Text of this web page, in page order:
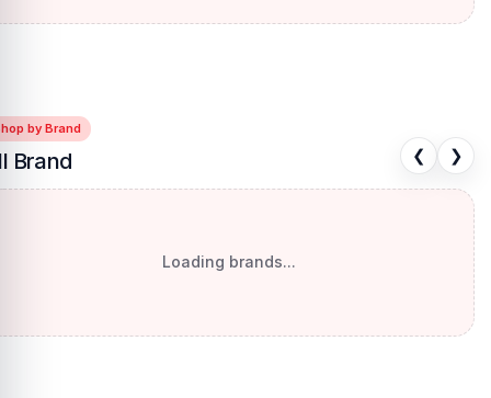
by Brand
Brand ❮ ❯
Loading brands...